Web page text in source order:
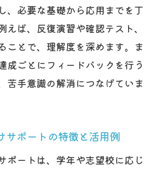
を目指す塾活用法
別最適化指導で成績伸長の実
と確認テスト活用のポイン
される塾 成績アップの秘訣と
、必要な基礎から応用までを丁
ば、反復演習や確認テスト、
ことで、理解度を深めます。ま
成ごとにフィードバックを行う
苦手意識の解消につなげていま
サポートの特徴と活用例
ポートは、学年や志望校に応じ